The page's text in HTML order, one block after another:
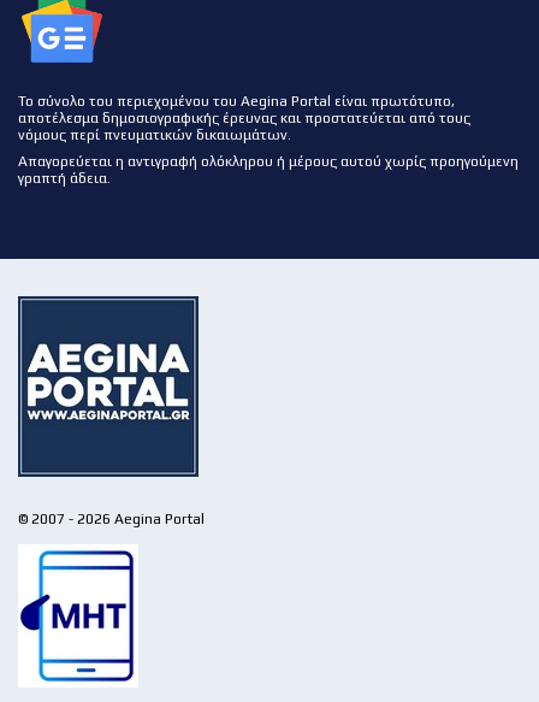
Το σύνολο του περιεχομένου του Aegina Portal είναι πρωτότυπο,
αποτέλεσμα δημοσιογραφικής έρευνας και προστατεύεται από τους
νόμους περί πνευματικών δικαιωμάτων.
Απαγορεύεται η αντιγραφή ολόκληρου ή μέρους αυτού χωρίς προηγούμενη
γραπτή άδεια.
© 2007 - 2026 Aegina Portal